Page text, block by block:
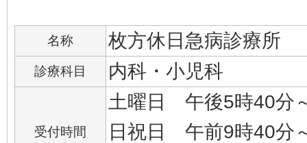
名称 枚方休日急病診療所
診療科目 内科・小児科
受付時間
土曜日 午後5時40分
日祝日 午前9時40分